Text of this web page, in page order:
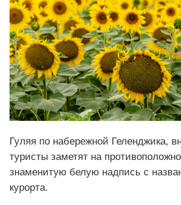
Гуляя по набережной Геленджика,
туристы заметят на
знаменитую белую надпись с
курорта.